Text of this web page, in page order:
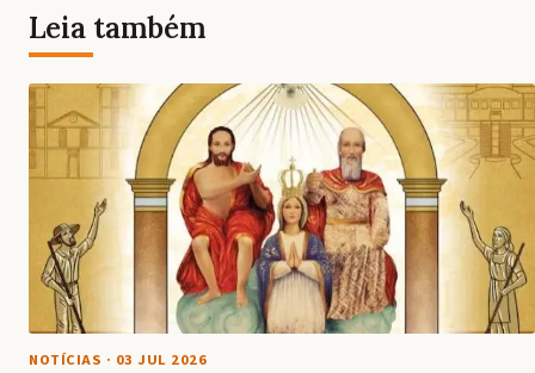
Leia também
NOTÍCIAS · 03 JUL 2026